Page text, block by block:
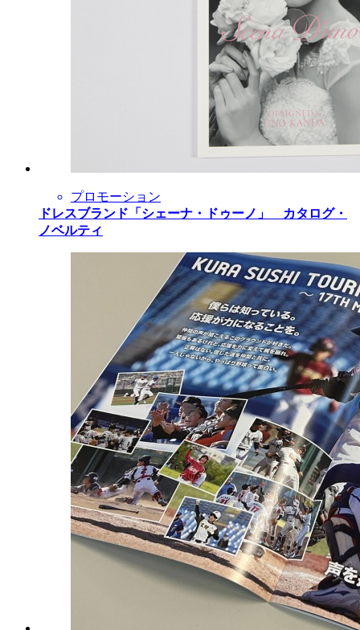
プロモーション
ドレスブランド「シェーナ・ドゥーノ」 カタログ・
ノベルティ